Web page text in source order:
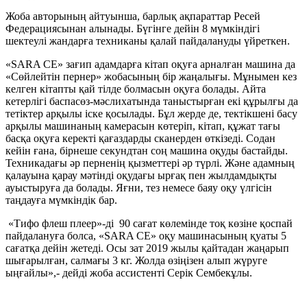
Жоба авторының айтуынша, барлық ақпараттар Ресей
Федерациясынан алынады. Бүгінге дейін 8 мүмкіндігі
шектеулі жандарға техниканы қалай пайдалануды үйреткен.
«SARA CE» зағип адамдарға кітап оқуға арналған машина да
«Сөйлейтін пернер» жобасының бір жаңалығы. Мұнымен кез
келген кітапты қай тілде болмасын оқуға болады. Айта
кетерлігі баспасөз-мәслихатында таныстырған екі құрылғы да
тетіктер арқылы іске қосылады. Бұл жерде де, тектікшені басу
арқылы машинаның камерасын көтеріп, кітап, құжат тағы
басқа оқуға керекті қағаздарды сканерден өткізеді. Содан
кейін ғана, бірнеше секундтан соң машина оқуды бастайды.
Техникадағы әр перненің қызметтері әр түрлі. Және адамның
қалауына қарау мәтінді оқудағы ырғақ пен жылдамдықты
ауыстыруға да болады. Яғни, тез немесе баяу оқу үлгісін
таңдауға мүмкіндік бар.
«Тифо флеш плеер»-ді 90 сағат көлемінде тоқ көзіне қоспай
пайдалануға болса, «SARA CE» оқу машинасының қуаты 5
сағатқа дейін жетеді. Осы зат 2019 жылы қайтадан жаңарып
шығарылған, салмағы 3 кг. Жолда өзіңізен алып жүруге
ыңғайлы»,- дейді жоба ассистенті Серік Сембекұлы.